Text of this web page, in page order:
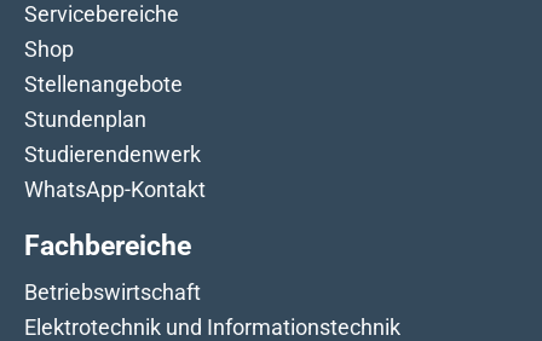
Servicebereiche
Shop
Stellenangebote
Stundenplan
Studierendenwerk
WhatsApp-Kontakt
Fachbereiche
Betriebswirtschaft
Elektrotechnik und Informationstechnik